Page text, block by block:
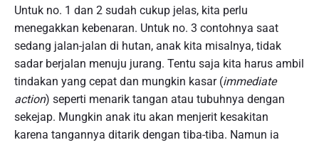
Untuk no. 1 dan 2 sudah cukup jelas, kita perlu
menegakkan kebenaran. Untuk no. 3 contohnya saat
sedang jalan-jalan di hutan, anak kita misalnya, tidak
sadar berjalan menuju jurang. Tentu saja kita harus ambil
tindakan yang cepat dan mungkin kasar (immediate
action) seperti menarik tangan atau tubuhnya dengan
sekejap. Mungkin anak itu akan menjerit kesakitan
karena tangannya ditarik dengan tiba-tiba. Namun ia